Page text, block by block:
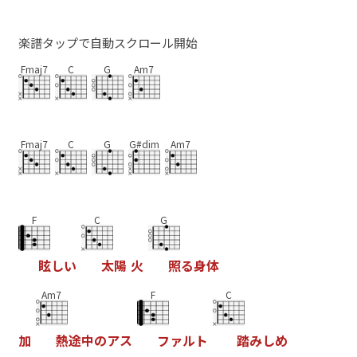
楽譜タップで自動スクロール開始
Fmaj7 C G Am7
Fmaj7 C G G#dim Am7
F
眩しい
C
太陽 火
G
照る身体
加
Am7
熱途中のアス
F
フ ァル ト
C
踏みしめ